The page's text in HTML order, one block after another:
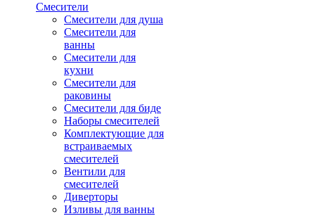
Смесители
Смесители для душа
Смесители для
ванны
Смесители для
кухни
Смесители для
раковины
Смесители для биде
Наборы смесителей
Комплектующие для
встраиваемых
смесителей
Вентили для
смесителей
Диверторы
Изливы для ванны